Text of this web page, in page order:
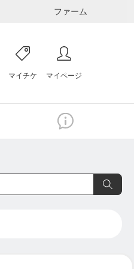
ファーム
マイチケ マイページ